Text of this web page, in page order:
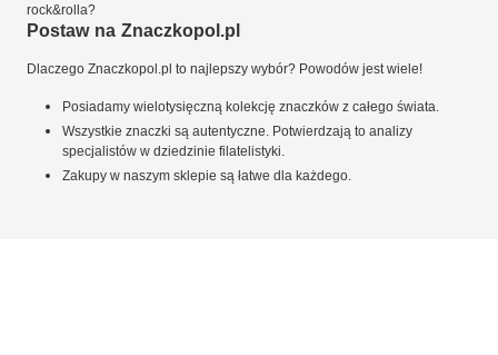
rock&rolla?
Postaw na Znaczkopol.pl
Dlaczego Znaczkopol.pl to najlepszy wybór? Powodów jest wiele!
Posiadamy wielotysięczną kolekcję znaczków z całego świata.
Wszystkie znaczki są autentyczne. Potwierdzają to analizy
specjalistów w dziedzinie filatelistyki.
Zakupy w naszym sklepie są łatwe dla każdego.